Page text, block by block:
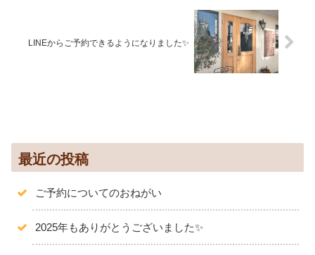
LINEからご予約できるようになりました✨️
最近の投稿
ご予約についてのおねがい
2025年もありがとうございました✨️